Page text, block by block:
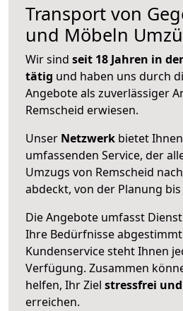
Transport von
und Möbeln
Wir sind seit 18 Jahren in
tätig und haben uns durch
Angebote als zuverlässiger
Remscheid erwiesen.
Unser Netzwerk bietet
umfassenden Service, der
Umzugs von Remscheid
abdeckt, von der Planung
Die Angebote umfasst
Ihre Bedürfnisse
Kundenservice steht Ihnen
Verfügung. Zusammen
helfen, Ihr Ziel stressfrei
erreichen.